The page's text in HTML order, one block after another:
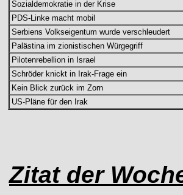
Sozialdemokratie in der Krise
PDS-Linke macht mobil
Serbiens Volkseigentum wurde verschleudert
Palästina im zionistischen Würgegriff
Pilotenrebellion in Israel
Schröder knickt in Irak-Frage ein
Kein Blick zurück im Zorn
US-Pläne für den Irak
Zitat der